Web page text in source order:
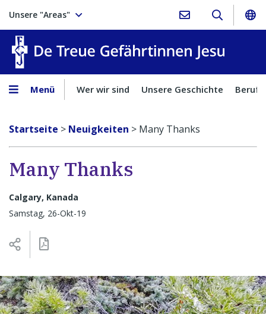
Unsere "Areas"
Menü Wer wir sind Unsere Geschichte
Startseite > Neuigkeiten > Many Thanks
Many Thanks
Calgary, Kanada
Samstag, 26-Okt-19